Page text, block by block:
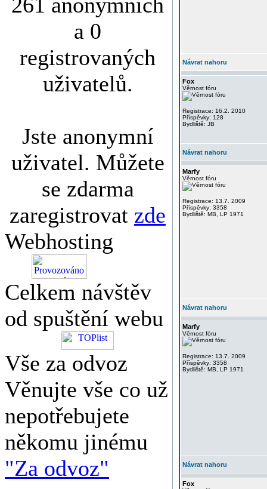
a 0
registrovaných
uživatelů.
Jste anonymní
uživatel. Můžete
se zdarma
zaregistrovat zde
Webhosting
Celkem návštěv
od spuštění webu
Vše za odvoz
Věnujte vše co už
nepotřebujete
někomu jinému
"Za odvoz"
Návrat nahoru
Fox
Věrnost fóru
Registrace: 16.2. 2010
Příspěvky: 128
Bydliště: JB
Návrat nahoru
Marfy
Věrnost fóru
Registrace: 13.7. 2009
Příspěvky: 3358
Bydliště: MB, LP 1971
Návrat nahoru
Marfy
Věrnost fóru
Registrace: 13.7. 2009
Příspěvky: 3358
Bydliště: MB, LP 1971
Návrat nahoru
Fox